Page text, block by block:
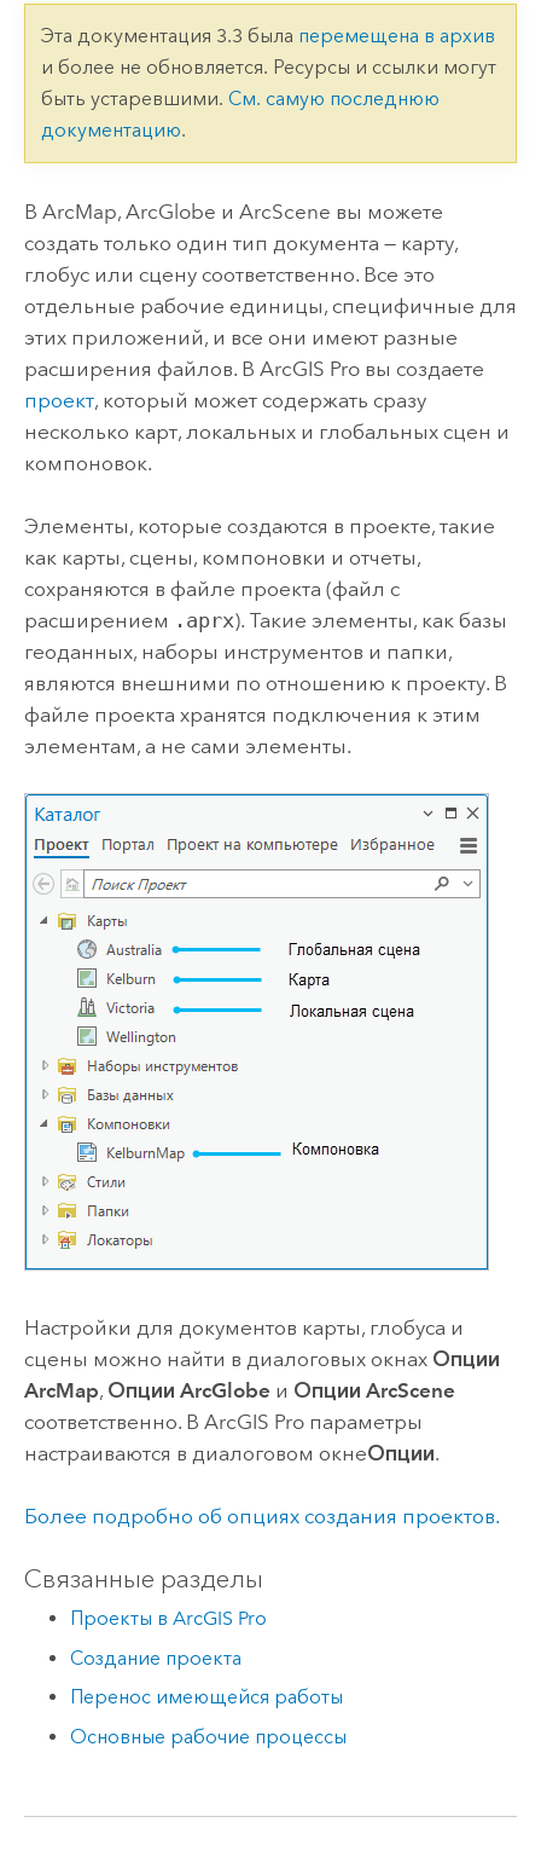
Эта документация 3.3 была перемещена в архив
и более не обновляется. Ресурсы и ссылки могут
быть устаревшими. См. самую последнюю
документацию.
В ArcMap, ArcGlobe и ArcScene вы можете
создать только один тип документа — карту,
глобус или сцену соответственно. Все это
отдельные рабочие единицы, специфичные для
этих приложений, и все они имеют разные
расширения файлов. В ArcGIS Proвы создаете
проект, который может содержать сразу
несколько карт, локальных и глобальных сцен и
компоновок.
Элементы, которые создаются в проекте, такие
как карты, сцены, компоновки и отчеты,
сохраняются в файле проекта (файл с
расширением .aprx). Такие элементы, как базы
геоданных, наборы инструментов и папки,
являются внешними по отношению к проекту. В
файле проекта хранятся подключения к этим
элементам, а не сами элементы.
Настройки для документов карты, глобуса и
сцены можно найти в диалоговых окнах Опции
ArcMap, Опции ArcGlobe и Опции ArcScene
соответственно. В ArcGIS Proпараметры
настраиваются в диалоговом окнеОпции.
Более подробно об опциях создания проектов.
Связанные разделы
Проекты в ArcGIS Pro
Создание проекта
Перенос имеющейся работы
Основные рабочие процессы